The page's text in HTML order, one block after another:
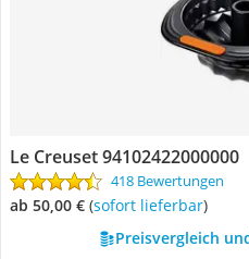
Le Creuset 94102422000000
418 Bewertungen
ab 50,00 € ( Sofort lieferbar)
Preisvergleich